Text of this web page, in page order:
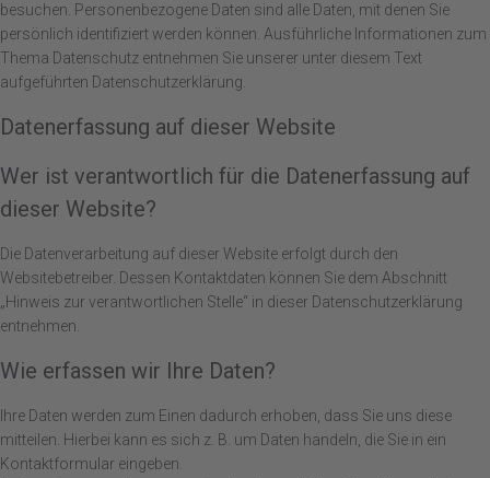
besuchen. Personenbezogene Daten sind alle Daten, mit denen Sie
persönlich identifiziert werden können. Ausführliche Informationen zum
Thema Datenschutz entnehmen Sie unserer unter diesem Text
aufgeführten Datenschutzerklärung.
Datenerfassung auf dieser Website
Wer ist verantwortlich für die Datenerfassung auf
dieser Website?
Die Datenverarbeitung auf dieser Website erfolgt durch den
Websitebetreiber. Dessen Kontaktdaten können Sie dem Abschnitt
„Hinweis zur verantwortlichen Stelle“ in dieser Datenschutzerklärung
entnehmen.
Wie erfassen wir Ihre Daten?
Ihre Daten werden zum Einen dadurch erhoben, dass Sie uns diese
mitteilen. Hierbei kann es sich z. B. um Daten handeln, die Sie in ein
Kontaktformular eingeben.